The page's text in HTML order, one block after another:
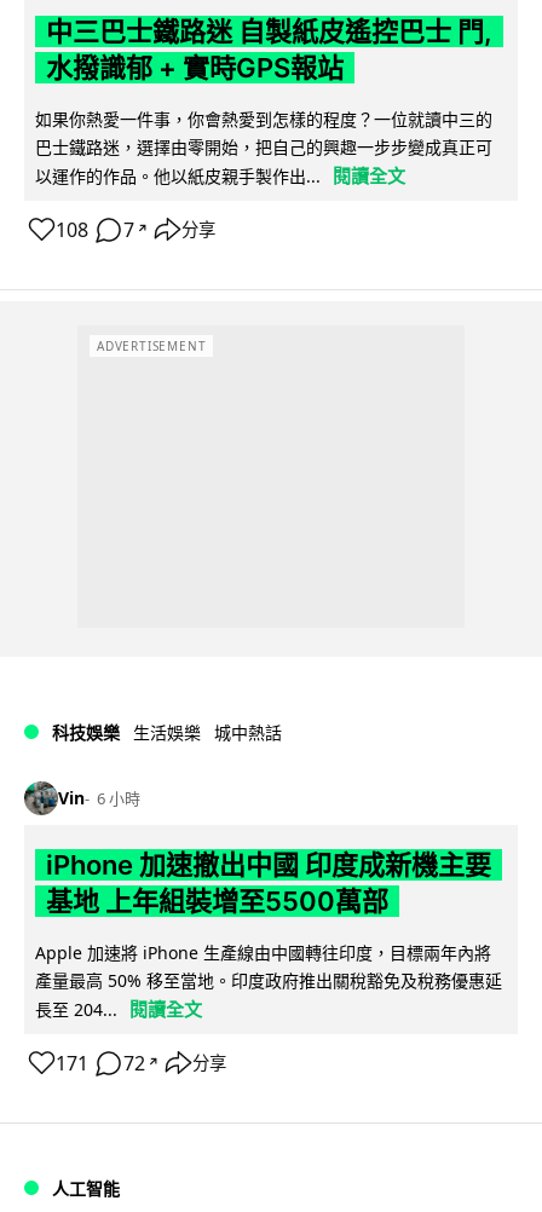
中三巴士鐵路迷 自製紙皮遙控巴士 門,
水撥識郁 + 實時GPS報站
如果你熱愛一件事，你會熱愛到怎樣的程度？一位就讀中三的
巴士鐵路迷，選擇由零開始，把自己的興趣一步步變成真正可
以運作的作品。他以紙皮親手製作出...
閱讀全文
108 7 ↗ 分享
ADVERTISEMENT
科技娛樂 生活娛樂 城中熱話
Vin 6 小時
iPhone 加速撤出中國 印度成新機主要
基地 上年組裝增至5500萬部
Apple 加速將 iPhone 生產線由中國轉往印度，目標兩年內將
產量最高 50% 移至當地。印度政府推出關稅豁免及稅務優惠延
長至 204...
閱讀全文
171 72 ↗ 分享
人工智能